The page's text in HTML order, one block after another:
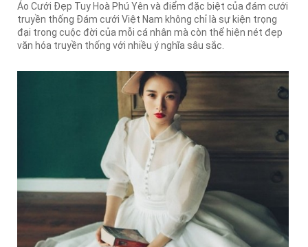
Áo Cưới Đẹp Tuy Hoà Phú Yên và điểm đặc biệt của đám cưới
truyền thống Đám cưới Việt Nam không chỉ là sự kiện trọng
đại trong cuộc đời của mỗi cá nhân mà còn thể hiện nét đẹp
văn hóa truyền thống với nhiều ý nghĩa sâu sắc.